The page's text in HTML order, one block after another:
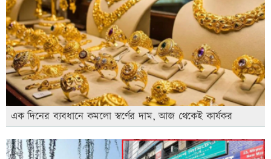
এক দিনের ব্যবধানে কমলো স্বর্ণের দাম, আজ থেকেই কার্যকর